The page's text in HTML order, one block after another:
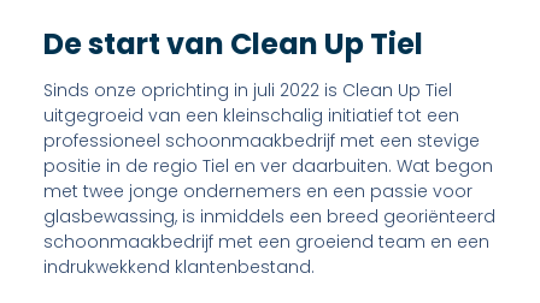
De start van Clean Up Tiel
Sinds onze oprichting in juli 2022 is Clean Up Tiel
uitgegroeid van een kleinschalig initiatief tot een
professioneel schoonmaakbedrijf met een stevige
positie in de regio Tiel en ver daarbuiten. Wat begon
met twee jonge ondernemers en een passie voor
glasbewassing, is inmiddels een breed georiënteerd
schoonmaakbedrijf met een groeiend team en een
indrukwekkend klantenbestand.